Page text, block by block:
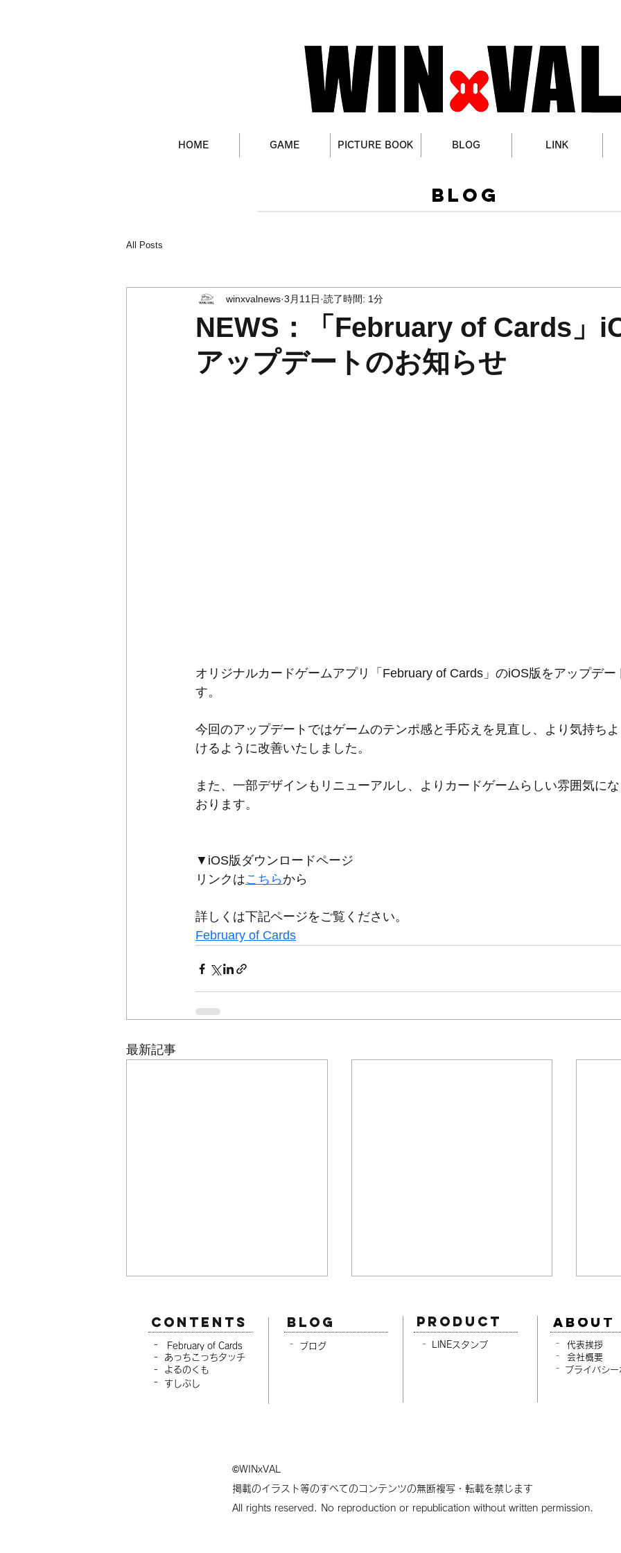
HOME GAME PICTURE BOOK BLOG LINK
BLOG
All Posts
NEWS：「February of Cards」
アップデートのお知らせ
winxvalnews 3月11日 読了時間: 1分
オリジナルカードゲームアプリ「 February of Cards 」のiOS版をアップデ
す。
今回のアップデートではゲームのテンポ感と手応えを見直し、より気持ち
けるように改善いたしました。
また、一部デザインもリニューアルし、よりカードゲームらしい雰囲気に
おります。
▼iOS版ダウンロードページ
リンクはこちらから
詳しくは下記ページをご覧ください。
February of Cards
最新記事
-
-
-
-
よるのくも
すしぶし
February of Cards
CONTENTS
あっちこっちタッチ
- ブログ
BLOG
- LINEスタンプ
product
-
-
-
代表
会社
プライバシ
©WINxVAL
掲載のイラスト等のすべてのコンテンツの無断複写・転載を禁じます
All rights reserved. No reproduction or republication without written permission.